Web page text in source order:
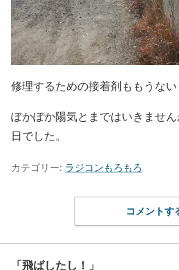
修理するための接着剤ももうない
ぽかぽか陽気とまではいきませ
日でした。
カテゴリー: ラジコンもろもろ
コメントす
「飛ばしたし！」